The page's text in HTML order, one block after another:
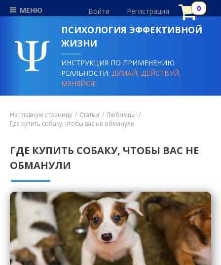
МЕНЮ Войти Регистрация
ПСИХОЛОГИЯ ЭФФЕКТИВНОЙ
ЖИЗНИ
ИНСТРУКЦИЯ ПО ПРИМЕНЕНИЮ
РЕАЛЬНОСТИ:ДУМАЙ, ДЕЙСТВУЙ,
МЕНЯЙСЯ!
На главную страницу Статьи
Любимцы
Где купить собаку, чтобы вас не обманули
ГДЕ КУПИТЬ СОБАКУ, ЧТОБЫ ВАС НЕ
ОБМАНУЛИ